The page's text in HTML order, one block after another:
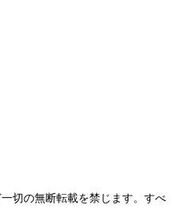
切の無断転載を禁じます。すべ